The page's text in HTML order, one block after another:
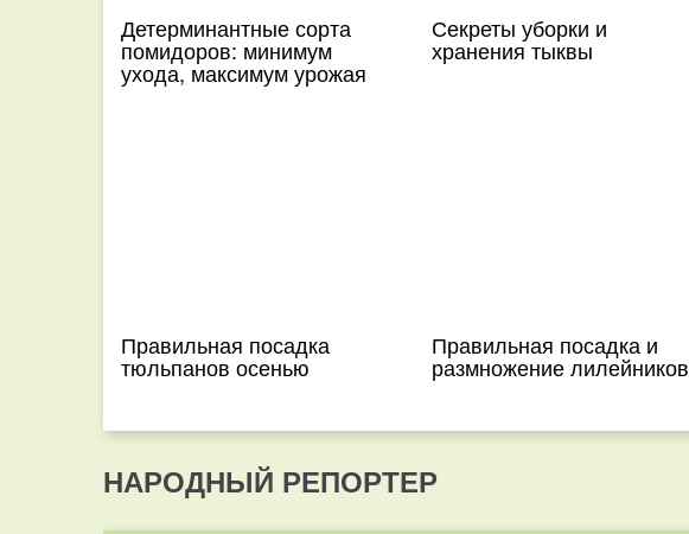
Детерминантные сорта
помидоров: минимум
ухода, максимум урожая
Секреты уборки и
хранения тыквы
Правильная посадка
тюльпанов осенью
Правильная посадка и
размножение лилейников
НАРОДНЫЙ РЕПОРТЕР